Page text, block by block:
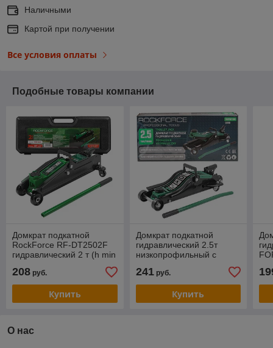
Наличными
Картой при получении
Все условия оплаты
Подобные товары компании
Домкрат подкатной
RockForce RF-DT2502F
гидравлический 2 т (h min
кейсе
208 руб.
Купить
Домкрат подкатной
гидравлический 2.5т
низкопрофильный с
поворотной ручкой 360°
Rock Force RF-
T825010R(Euro)
241руб.
Купить
О нас